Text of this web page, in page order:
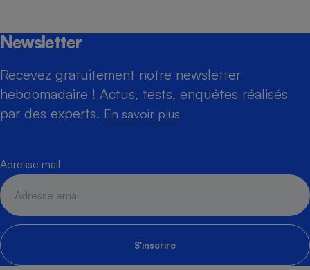
Newsletter
Recevez gratuitement notre newsletter
hebdomadaire ! Actus, tests, enquêtes réalisés
par des experts. En savoir plus
Adresse mail
S'inscrire